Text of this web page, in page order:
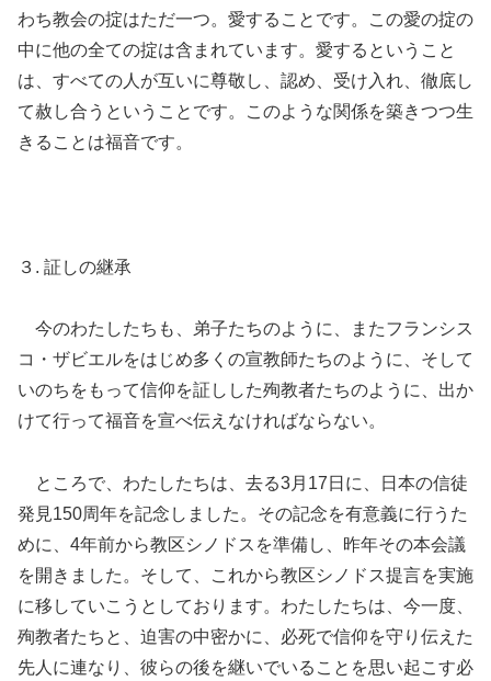
わち教会の掟はただ一つ。愛することです。この愛の掟の
中に他の全ての掟は含まれています。愛するということ
は、すべての人が互いに尊敬し、認め、受け入れ、徹底し
て赦し合うということです。このような関係を築きつつ生
きることは福音です。
３. 証しの継承
今のわたしたちも、弟子たちのように、またフランシス
コ・ザビエルをはじめ多くの宣教師たちのように、そして
いのちをもって信仰を証しした殉教者たちのように、出か
けて行って福音を宣べ伝えなければならない。
ところで、わたしたちは、去る3月17日に、日本の信徒
発見150周年を記念しました。その記念を有意義に行うた
めに、4年前から教区シノドスを準備し、昨年その本会議
を開きました。そして、これから教区シノドス提言を実施
に移していこうとしております。わたしたちは、今一度、
殉教者たちと、迫害の中密かに、必死で信仰を守り伝えた
先人に連なり、彼らの後を継いでいることを思い起こす必